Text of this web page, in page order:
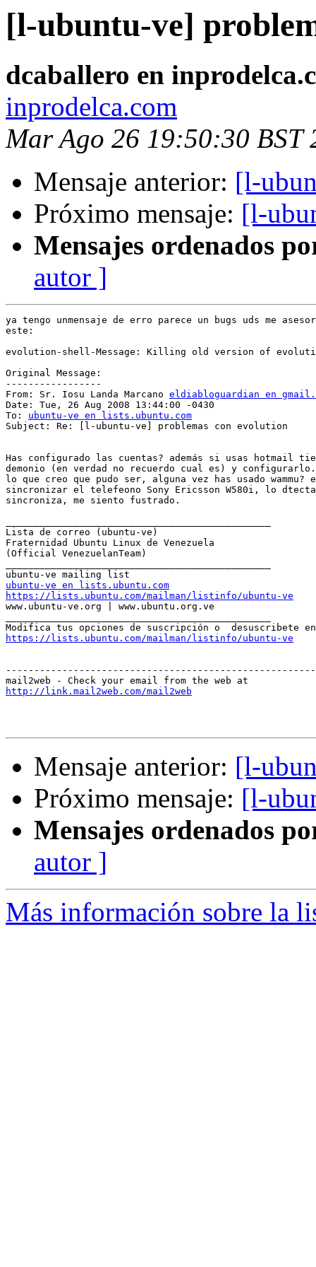
[l-ubuntu-ve]
dcaballero en
inprodelca.com
Mar Ago 26 19:50:30 BST
Mensaje anterior: [l-
Próximo mensaje: [l-
Mensajes ordenados
autor ]
ya tengo unmensaje de erro parece un bugs uds me
este:
evolution-shell-Message: Killing old version of
Original Message:
-----------------
From: Sr. Iosu Landa Marcano eldiabloguardian en
Date: Tue, 26 Aug 2008 13:44:00 -0430
To: ubuntu-ve en lists.ubuntu.com
Subject: Re: [l-ubuntu-ve] problemas con evolution
Has configurado las cuentas? además si usas hotmail
demonio (en verdad no recuerdo cual es) y
lo que creo que pudo ser, alguna vez has usado
sincronizar el telefeono Sony Ericsson W580i, lo
sincroniza, me siento fustrado.
Lista de correo (ubuntu-ve)
Fraternidad Ubuntu Linux de Venezuela
(Official VenezuelanTeam)
ubuntu-ve en lists.ubuntu.com
https://lists.ubuntu.com/mailman/listinfo/ubuntu-ve
www.ubuntu-ve.org | www.ubuntu.org.ve
https://lists.ubuntu.com/mailman/listinfo/ubuntu-ve
http://link.mail2web.com/mail2web
Mensaje anterior: [l-
Próximo mensaje: [l-
Mensajes ordenados
autor ]
Más información sobre la